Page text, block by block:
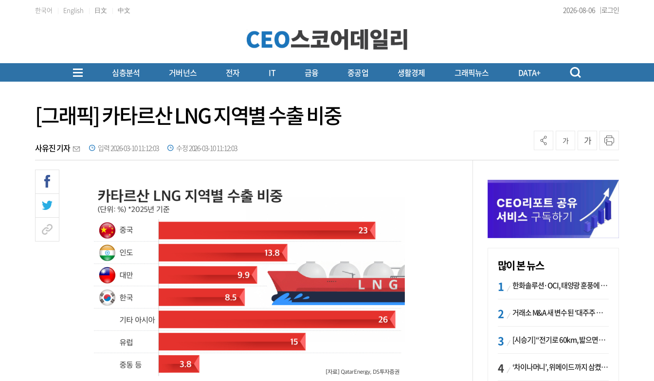
한국어 English 日文 中文 2026-08-06 로그인
심층분석 거버넌스 전자 IT 금융 중공업 생활경제 그래픽뉴스 DATA+
[그래픽] 카타르산 LNG 지역별 수출 비중
사유진 기자 입력 2026-03-10 11:12:03 수정 2026-03-10 11:12:03
가 가
많이 본 뉴스
한화솔루션·OCI, 태양광 훈풍에 실적 개선…美 ‘섹션232’ 최대 변수
거래소 M&A 새 변수 된 ‘대주주 심사’…네이버·두나무 결합도 영향권
[시승기] “전기로 60km, 밟으면 462마력”…볼보 XC60 T8의 두 얼굴
‘차이나머니’, 위메이드 까지 삼켰다… K콘텐츠, 글로벌 확장에도 中 투자 ‘경계령’